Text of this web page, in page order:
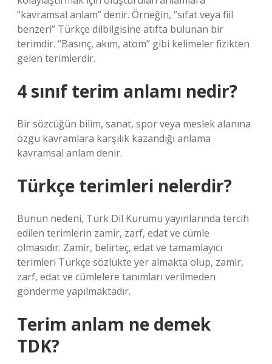
“kavramsal anlam” denir. Örneğin, “sıfat veya fiil
benzeri” Türkçe dilbilgisine atıfta bulunan bir
terimdir. “Basınç, akım, atom” gibi kelimeler fizikten
gelen terimlerdir.
4 sınıf terim anlamı nedir?
Bir sözcüğün bilim, sanat, spor veya meslek alanına
özgü kavramlara karşılık kazandığı anlama
kavramsal anlam denir.
Türkçe terimleri nelerdir?
Bunun nedeni, Türk Dil Kurumu yayınlarında tercih
edilen terimlerin zamir, zarf, edat ve cümle
olmasıdır. Zamir, belirteç, edat ve tamamlayıcı
terimleri Türkçe sözlükte yer almakta olup, zamir,
zarf, edat ve cümlelere tanımları verilmeden
gönderme yapılmaktadır.
Terim anlam ne demek
TDK?